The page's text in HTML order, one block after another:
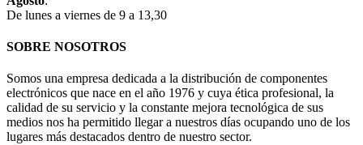
De lunes a viernes de 9 a 13,30
SOBRE NOSOTROS
Somos una empresa dedicada a la distribución de componentes
electrónicos que nace en el año 1976 y cuya ética profesional, la
calidad de su servicio y la constante mejora tecnológica de sus
medios nos ha permitido llegar a nuestros días ocupando uno de los
lugares más destacados dentro de nuestro sector.